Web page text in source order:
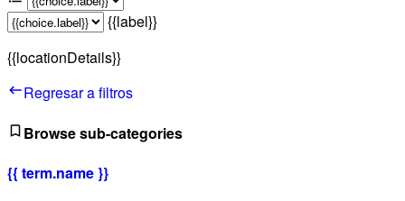
{{label}}
{{locationDetails}}
Regresar a filtros
Browse sub-categories
{{ term.name }}